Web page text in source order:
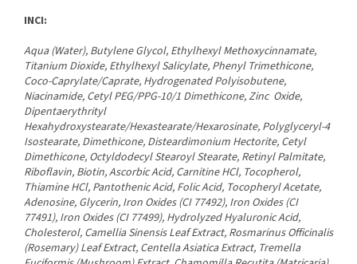
INCI:
Aqua (Water), Butylene Glycol, Ethylhexyl Methoxycinnamate,
Titanium Dioxide, Ethylhexyl Salicylate, Phenyl Trimethicone,
Coco-Caprylate/Caprate, Hydrogenated Polyisobutene,
Niacinamide, Cetyl PEG/PPG-10/1 Dimethicone, Zinc Oxide,
Dipentaerythrityl
Hexahydroxystearate/Hexastearate/Hexarosinate, Polyglyceryl-4
Isostearate, Dimethicone, Disteardimonium Hectorite, Cetyl
Dimethicone, Octyldodecyl Stearoyl Stearate, Retinyl Palmitate,
Riboflavin, Biotin, Ascorbic Acid, Carnitine HCl, Tocopherol,
Thiamine HCl, Pantothenic Acid, Folic Acid, Tocopheryl Acetate,
Adenosine, Glycerin, Iron Oxides (CI 77492), Iron Oxides (CI
77491), Iron Oxides (CI 77499), Hydrolyzed Hyaluronic Acid,
Cholesterol, Camellia Sinensis Leaf Extract, Rosmarinus Officinalis
(Rosemary) Leaf Extract, Centella Asiatica Extract, Tremella